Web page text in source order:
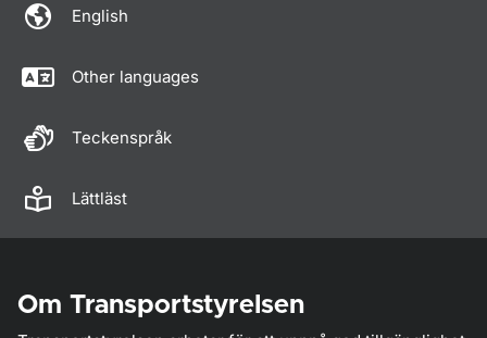
English
Other languages
Teckenspråk
Lättläst
Om Transportstyrelsen